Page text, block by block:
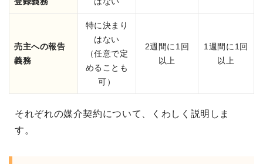
売主への報告
義務
特に決まり
はない
（任意で定
めることも
可）
2週間に1回
以上
1週間に1回
以上
それぞれの媒介契約について、くわしく説明しま
す。